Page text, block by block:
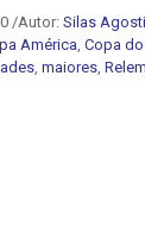
/Autor: Silas
América Copa
maiores